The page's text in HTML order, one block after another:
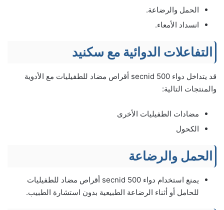
الحمل والرضاعة.
انسداد الأمعاء.
التفاعلات الدوائية مع سكنيد
قد يتداخل دواء secnid 500 أقراص مضاد للطفيليات مع الأدوية
والمنتجات التالية:
مضادات الطفيليات الأخرى
الكحول
الحمل والرضاعة
يمنع استخدام دواء secnid 500 أقراص مضاد للطفيليات
للحامل أو أثناء الرضاعة الطبيعية بدون استشارة الطبيب.